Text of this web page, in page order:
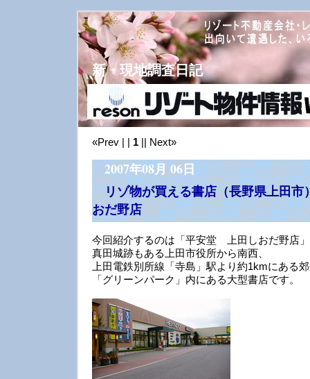
新・現地調査日記
«Prev | | 1 || Next»
2007年08月 06日
リゾ物が買える書店（長野県上田
おだ野店
今回紹介するのは「平安堂 上田しおだ野店
真田城跡もある上田市役所から南西、
上田電鉄別所線「寺島」駅より約1kmにある
「グリーンパーク」内にある大型書店です。